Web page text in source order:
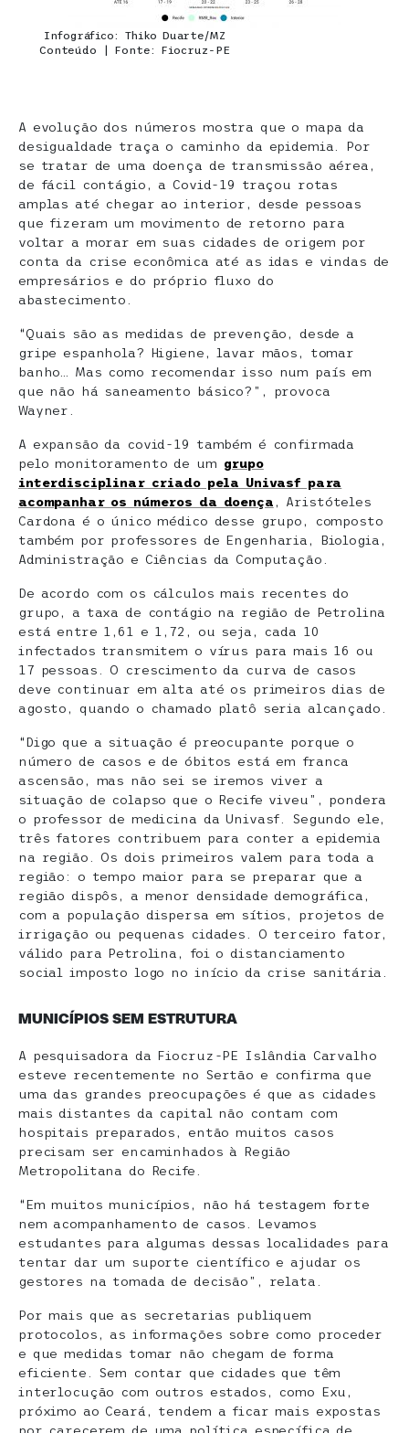
Infográfico: Thiko Duarte/MZ
Conteúdo | Fonte: Fiocruz-PE
A evolução dos números mostra que o mapa da
desigualdade traça o caminho da epidemia. Por
se tratar de uma doença de transmissão aérea,
de fácil contágio, a Covid-19 traçou rotas
amplas até chegar ao interior, desde pessoas
que fizeram um movimento de retorno para
voltar a morar em suas cidades de origem por
conta da crise econômica até as idas e vindas de
empresários e do próprio fluxo do
abastecimento.
“Quais são as medidas de prevenção, desde a
gripe espanhola? Higiene, lavar mãos, tomar
banho… Mas como recomendar isso num país em
que não há saneamento básico?”, provoca
Wayner.
A expansão da covid-19 também é confirmada
pelo monitoramento de um grupo
interdisciplinar criado pela Univasf para
acompanhar os números da doença , Aristóteles
Cardona é o único médico desse grupo, composto
também por professores de Engenharia, Biologia,
Administração e Ciências da Computação.
De acordo com os cálculos mais recentes do
grupo, a taxa de contágio na região de Petrolina
está entre 1,61 e 1,72, ou seja, cada 10
infectados transmitem o vírus para mais 16 ou
17 pessoas. O crescimento da curva de casos
deve continuar em alta até os primeiros dias de
agosto, quando o chamado platô seria alcançado.
“Digo que a situação é preocupante porque o
número de casos e de óbitos está em franca
ascensão, mas não sei se iremos viver a
situação de colapso que o Recife viveu”, pondera
o professor de medicina da Univasf. Segundo ele,
três fatores contribuem para conter a epidemia
na região. Os dois primeiros valem para toda a
região: o tempo maior para se preparar que a
região dispôs, a menor densidade demográfica,
com a população dispersa em sítios, projetos de
irrigação ou pequenas cidades. O terceiro fator,
válido para Petrolina, foi o distanciamento
social imposto logo no início da crise sanitária.
MUNICÍPIOS SEM ESTRUTURA
A pesquisadora da Fiocruz-PE Islândia Carvalho
esteve recentemente no Sertão e confirma que
uma das grandes preocupações é que as cidades
mais distantes da capital não contam com
hospitais preparados, então muitos casos
precisam ser encaminhados à Região
Metropolitana do Recife.
“Em muitos municípios, não há testagem forte
nem acompanhamento de casos. Levamos
estudantes para algumas dessas localidades para
tentar dar um suporte científico e ajudar os
gestores na tomada de decisão”, relata.
Por mais que as secretarias publiquem
protocolos, as informações sobre como proceder
e que medidas tomar não chegam de forma
eficiente. Sem contar que cidades que têm
interlocução com outros estados, como Exu,
próximo ao Ceará, tendem a ficar mais expostas